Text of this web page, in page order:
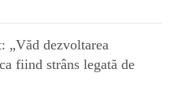
„Văd dezvoltarea
fiind strâns legată de